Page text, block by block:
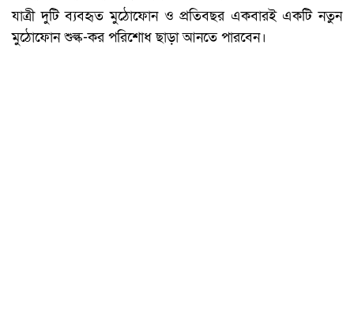
যাত্রী দুটি ব্যবহৃত মুঠোফোন ও প্রতিবছর একবারই একটি নতুন
মুঠোফোন শুল্ক-কর পরিশোধ ছাড়া আনতে পারবেন।